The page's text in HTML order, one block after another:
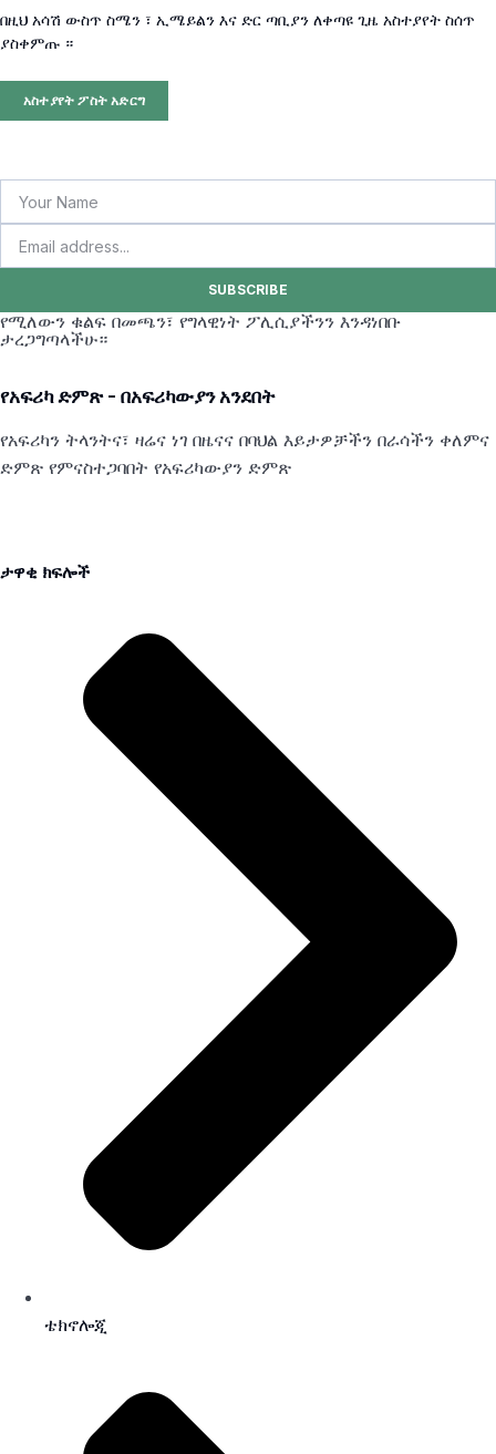
በዚህ አሳሽ ውስጥ ስሜን ፣ ኢሜይልን እና ድር ጣቢያን ለቀጣዩ ጊዜ አስተያየት ስሰጥ
ያስቀምጡ ።
SUBSCRIBE
የሚለውን ቁልፍ በመጫን፣ የግላዊነት ፖሊሲያችንን እንዳነበቡ
ታረጋግጣላችሁ።
የአፍሪካ ድምጽ - በአፍሪካውያን አንደበት
የአፍሪካን ትላንትና፣ ዛሬና ነገ በዜናና በባህል እይታዎቻችን በራሳችን ቀለምና
ድምጽ የምናስተጋባበት የአፍሪካውያን ድምጽ
ታዋቂ ክፍሎች
ቴክኖሎጂ